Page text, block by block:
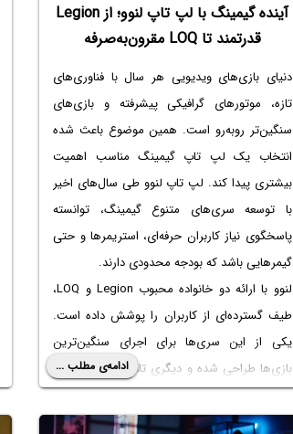
آینده گیمینگ با لپ تاپ لنوو؛ از Legion
قدرتمند تا LOQ مقرون‌به‌صرفه
دنیای بازی‌های ویدیویی هر سال با فناوری‌های
تازه، موتورهای گرافیکی پیشرفته و بازی‌های
سنگین‌تر روبه‌رو است. همین موضوع باعث شده
انتخاب یک لپ تاپ گیمینگ مناسب اهمیت
بیشتری پیدا کند. لپ تاپ لنوو طی سال‌های اخیر
با توسعه سری‌های متنوع گیمینگ، توانسته
پاسخگوی نیاز کاربران حرفه‌ای، استریمرها و حتی
گیمرهایی باشد که بودجه محدودی دارند.
لنوو با ارائه دو خانواده محبوب Legion و LOQ،
طیف گسترده‌ای از کاربران را پوشش داده است.
یکی از این سری‌ها برای اجرای سنگین‌ترین
بازی‌ها طراحی شده و دیگری تلاش می‌کند تعادل
مناسبی میان قیمت و قدرت سخت‌افزاری ایجاد
کند. همین تنوع باعث شده افراد بتوانند بر اساس
ادامه‌ی مطلب ...